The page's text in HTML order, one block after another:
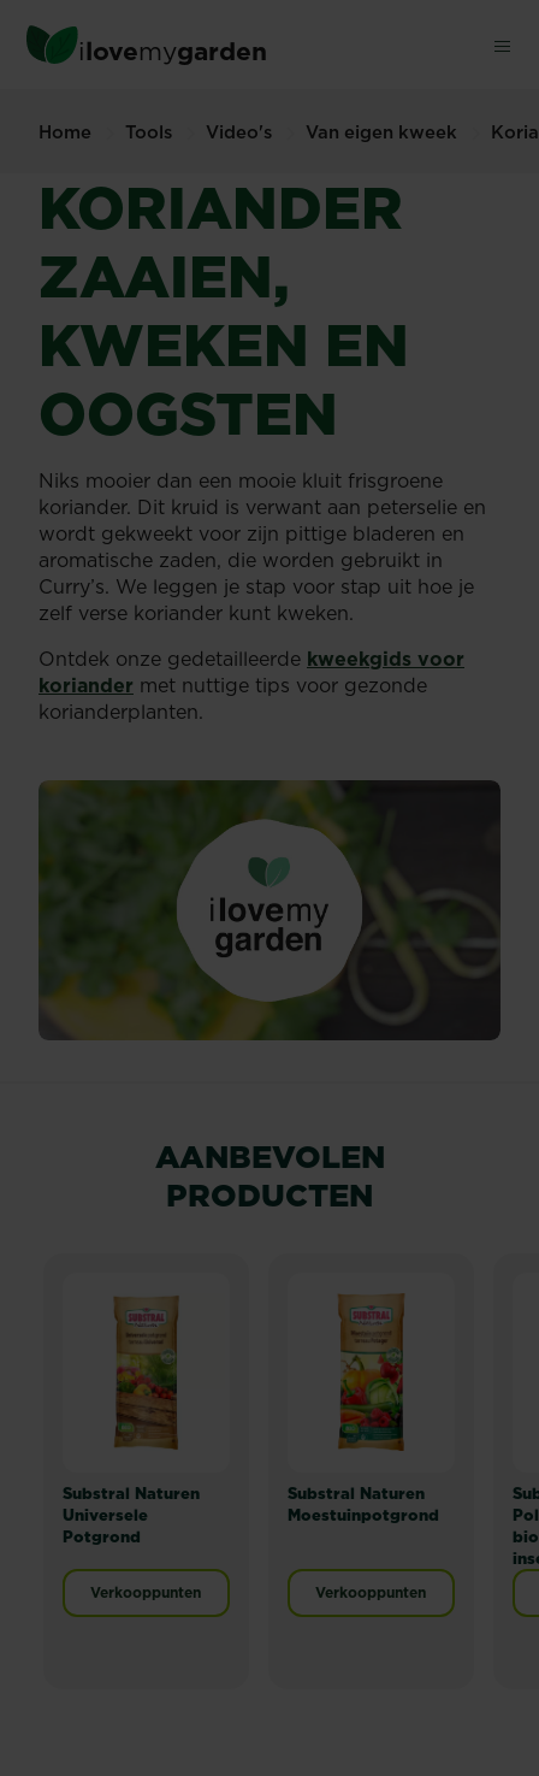
main
ilovemygarden
Home Tools Video's Van eigen kweek
KORIANDER
ZAAIEN,
KWEKEN EN
OOGSTEN
Niks mooier dan een mooie kluit frisgroene
koriander. Dit kruid is verwant aan peterselie en
wordt gekweekt voor zijn pittige bladeren en
aromatische zaden, die worden gebruikt in
Curry’s. We leggen je stap voor stap uit hoe je
zelf verse koriander kunt kweken.
Ontdek onze gedetailleerde kweekgids voor
koriander met nuttige tips voor gezonde
korianderplanten.
AANBEVOLEN
PRODUCTEN
Substral Naturen
Universele
Potgrond
Verkooppunten
Substral Naturen
Moestuinpotgrond
Verkooppunten